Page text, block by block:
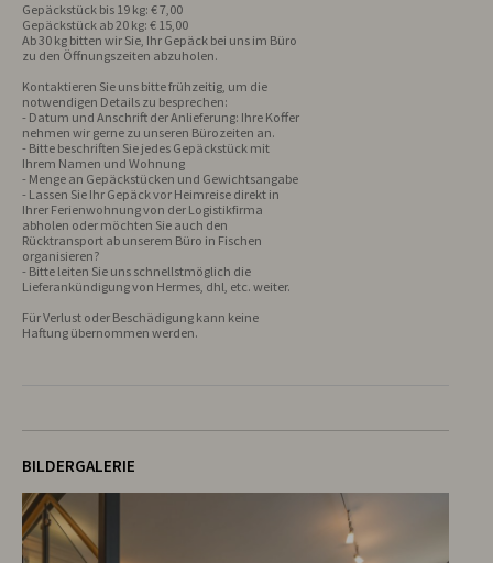
Gepäckstück bis 19 kg: € 7,00
Gepäckstück ab 20 kg: € 15,00
Ab 30 kg bitten wir Sie, Ihr Gepäck bei uns im Büro
zu den Öffnungszeiten abzuholen.
Kontaktieren Sie uns bitte frühzeitig, um die
notwendigen Details zu besprechen:
- Datum und Anschrift der Anlieferung: Ihre Koffer
nehmen wir gerne zu unseren Bürozeiten an.
- Bitte beschriften Sie jedes Gepäckstück mit
Ihrem Namen und Wohnung
- Menge an Gepäckstücken und Gewichtsangabe
- Lassen Sie Ihr Gepäck vor Heimreise direkt in
Ihrer Ferienwohnung von der Logistikfirma
abholen oder möchten Sie auch den
Rücktransport ab unserem Büro in Fischen
organisieren?
- Bitte leiten Sie uns schnellstmöglich die
Lieferankündigung von Hermes, dhl, etc. weiter.
Für Verlust oder Beschädigung kann keine
Haftung übernommen werden.
BILDERGALERIE